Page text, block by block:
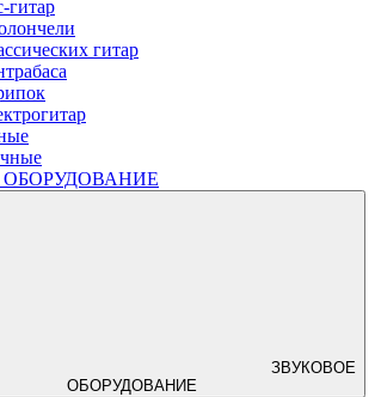
гитар
гитар
ЗВУКОВОЕ
ОБОРУДОВАНИЕ